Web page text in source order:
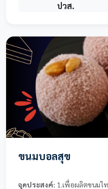
ปวส.
ขนมบอลสุข
จุดประสงค์: 1.​เพื่อผลิตขนมไ